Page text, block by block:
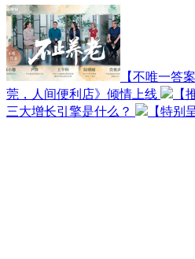
【不唯一答
莞，人间便利店》倾情上线
【
三大增长引擎是什么？
【特别